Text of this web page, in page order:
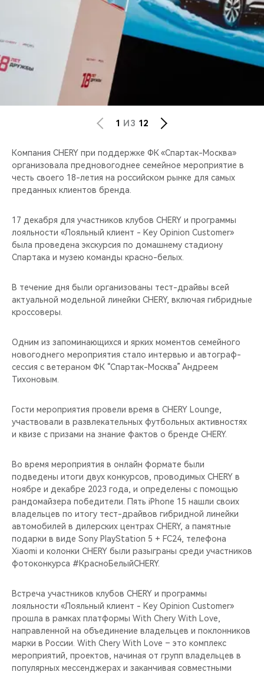
НАШИ МЕРОПРИЯТИЯ
ВИДЕООБЗОРЫ
1 ИЗ 12
Компания CHERY при поддержке ФК «Спартак-Москва»
организовала предновогоднее семейное мероприятие в
честь своего 18-летия на российском рынке для самых
преданных клиентов бренда.
17 декабря для участников клубов CHERY и программы
лояльности «Лояльный клиент - Key Opinion Customer»
была проведена экскурсия по домашнему стадиону
Спартака и музею команды красно-белых.
В течение дня были организованы тест-драйвы всей
актуальной модельной линейки CHERY, включая гибридные
кроссоверы.
Одним из запоминающихся и ярких моментов семейного
новогоднего мероприятия стало интервью и автограф-
сессия с ветераном ФК “Спартак-Москва” Андреем
Тихоновым.
Гости мероприятия провели время в CHERY Lounge,
участвовали в развлекательных футбольных активностях
и квизе с призами на знание фактов о бренде CHERY.
Во время мероприятия в онлайн формате были
подведены итоги двух конкурсов, проводимых CHERY в
ноябре и декабре 2023 года, и определены с помощью
рандомайзера победители. Пять iPhone 15 нашли своих
владельцев по итогу тест-драйвов гибридной линейки
автомобилей в дилерских центрах CHERY, а памятные
подарки в виде Sony PlayStation 5 + FC24, телефона
Xiaomi и колонки CHERY были разыграны среди участников
фотоконкурса #КрасноБелыйCHERY.
Встреча участников клубов CHERY и программы
лояльности «Лояльный клиент - Key Opinion Customer»
прошла в рамках платформы With Chery With Love,
направленной на объединение владельцев и поклонников
марки в России. With Chery With Love – это комплекс
мероприятий, проектов, начиная от групп владельцев в
популярных мессенджерах и заканчивая совместными